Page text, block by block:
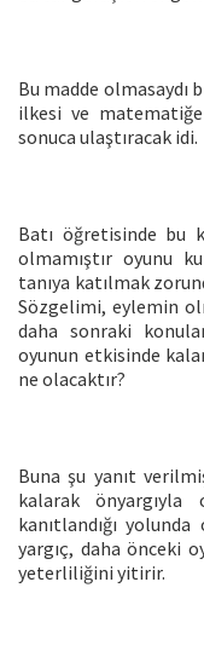
Bu madde olmasaydı
ilkesi ve matematiğe
sonuca ulaştıracak idi.
Batı öğretisinde bu
olmamıştır oyunu
tanıya katılmak
Sözgelimi, eylemin
daha sonraki
oyunun etkisinde
ne olacaktır?
Buna şu yanıt
kalarak önyargıyla
kanıtlandığı
yargıç, daha önceki
yeterliliğini yitirir.